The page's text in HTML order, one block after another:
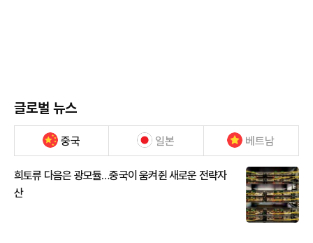
글로벌 뉴스
중국 일본 베트남
희토류 다음은 광모듈…중국이 움켜쥔 새로운 전략자
산